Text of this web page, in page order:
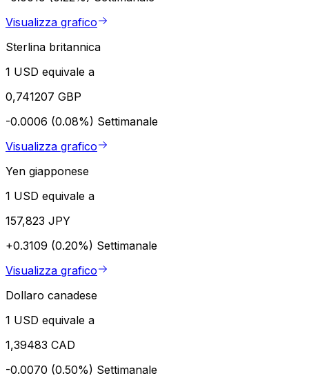
Visualizza grafico
Sterlina britannica
1 USD equivale a
0,741207 GBP
-0.0006 (0.08%) Settimanale
Visualizza grafico
Yen giapponese
1 USD equivale a
157,823 JPY
+0.3109 (0.20%) Settimanale
Visualizza grafico
Dollaro canadese
1 USD equivale a
1,39483 CAD
-0.0070 (0.50%) Settimanale